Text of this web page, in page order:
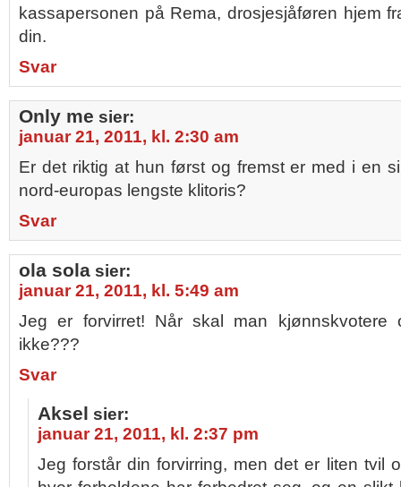
kassapersonen på Rema, drosjesjåføren hjem
din.
Svar
Only me sier:
januar 21, 2011, kl. 2:30 am
Er det riktig at hun først og fremst er med i en
nord-europas lengste klitoris?
Svar
ola sola sier:
januar 21, 2011, kl. 5:49 am
Jeg er forvirret! Når skal man
ikke???
Svar
Aksel sier:
januar 21, 2011, kl. 2:37 pm
Jeg forstår din forvirring, men det er liten tvil